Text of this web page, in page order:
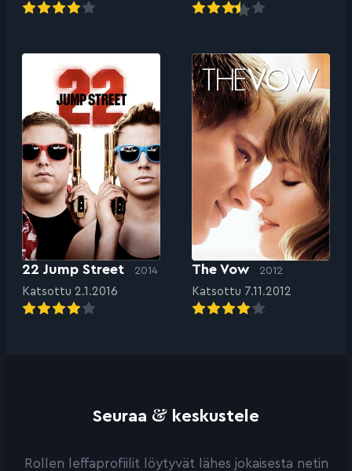
22 Jump Street 2014
Katsottu 2.1.2016
The Vow 2012
Katsottu 7.11.2012
Seuraa & keskustele
Rollen leffaprofiilit löytyvät lähes jokaisesta netin